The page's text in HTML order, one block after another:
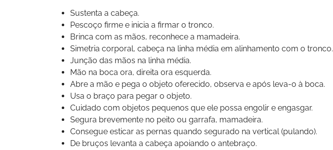
Sustenta a cabeça.
Pescoço firme e inicia a firmar o tronco.
Brinca com as mãos, reconhece a mamadeira.
Simetria corporal, cabeça na linha média em alinhamento com o tronco.
Junção das mãos na linha média.
Mão na boca ora, direita ora esquerda.
Abre a mão e pega o objeto oferecido, observa e após leva-o à boca.
Usa o braço para pegar o objeto.
Cuidado com objetos pequenos que ele possa engolir e engasgar.
Segura brevemente no peito ou garrafa, mamadeira.
Consegue esticar as pernas quando segurado na vertical (pulando).
De bruços levanta a cabeça apoiando o antebraço.